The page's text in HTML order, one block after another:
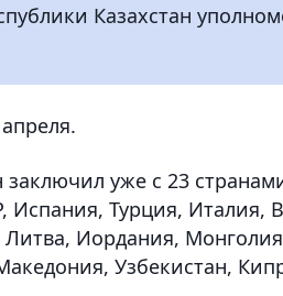
Казахстан
уже с 23
Испания, Турция,
Литва, Иордания,
Узбекистан,